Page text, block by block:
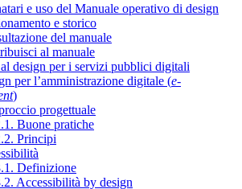
e uso del Manuale operativo di design
e storico
del manuale
al manuale
design per i servizi pubblici digitali
per l’amministrazione digitale (e-
)
progettuale
Buone pratiche
Principi
Definizione
Accessibilità by design